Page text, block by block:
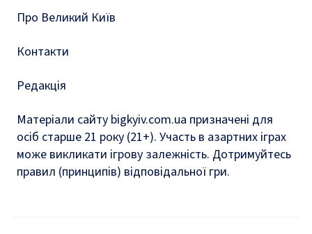
Про Великий Київ
Контакти
Редакція
Матеріали сайту bigkyiv.com.ua призначені для
осіб старше 21 року (21+). Участь в азартних іграх
може викликати ігрову залежність. Дотримуйтесь
правил (принципів) відповідальної гри.